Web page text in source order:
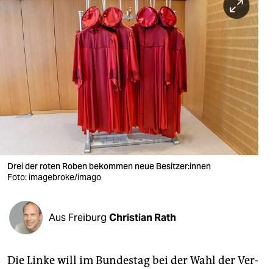
berlin
nord
wahrheit
verlag
verlag
shop
fragen & hilfe
unterstützen
abo
genossenschaft
Drei der roten Roben bekommen neue Be­si­tze­r:in­nen
Foto: imagebroke/imago
Aus Freiburg Christian Rath
Die Linke will im Bundestag bei der Wahl der Ver­